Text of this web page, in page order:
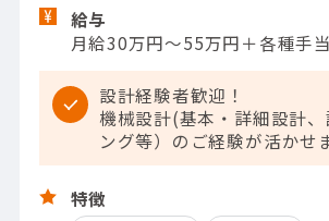
給与
月給30万円〜55万円＋各種手
設計経験者歓迎！
機械設計(基本・詳細設計
ング等）のご経験が活かせ
特徴